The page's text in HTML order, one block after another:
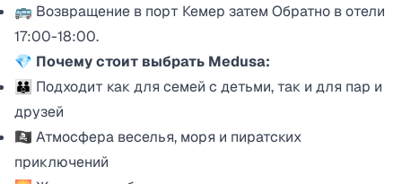
🚌 Возвращение в порт Кемер затем Обратно в отели
17:00-18:00.
💎 Почему стоит выбрать Medusa:
👪 Подходит как для семей с детьми, так и для пар и
друзей
🏴‍☠️ Атмосфера веселья, моря и пиратских
приключений